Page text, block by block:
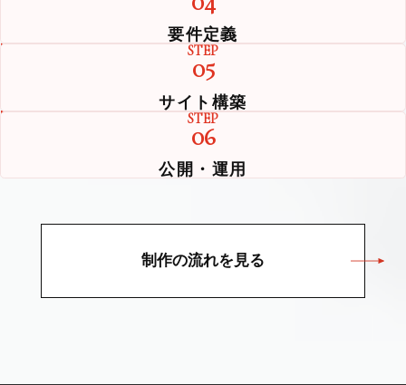
要件定義
STEP
05
サイト構築
STEP
06
公開・運用
制作の流れを見る